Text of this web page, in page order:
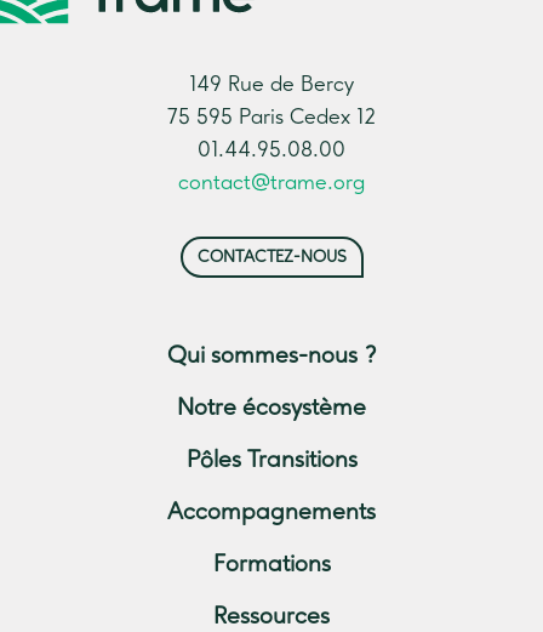
149 Rue de Bercy
75 595 Paris Cedex 12
01.44.95.08.00
contact@trame.org
CONTACTEZ-NOUS
Qui sommes-nous ?
Notre écosystème
Pôles Transitions
Accompagnements
Formations
Ressources